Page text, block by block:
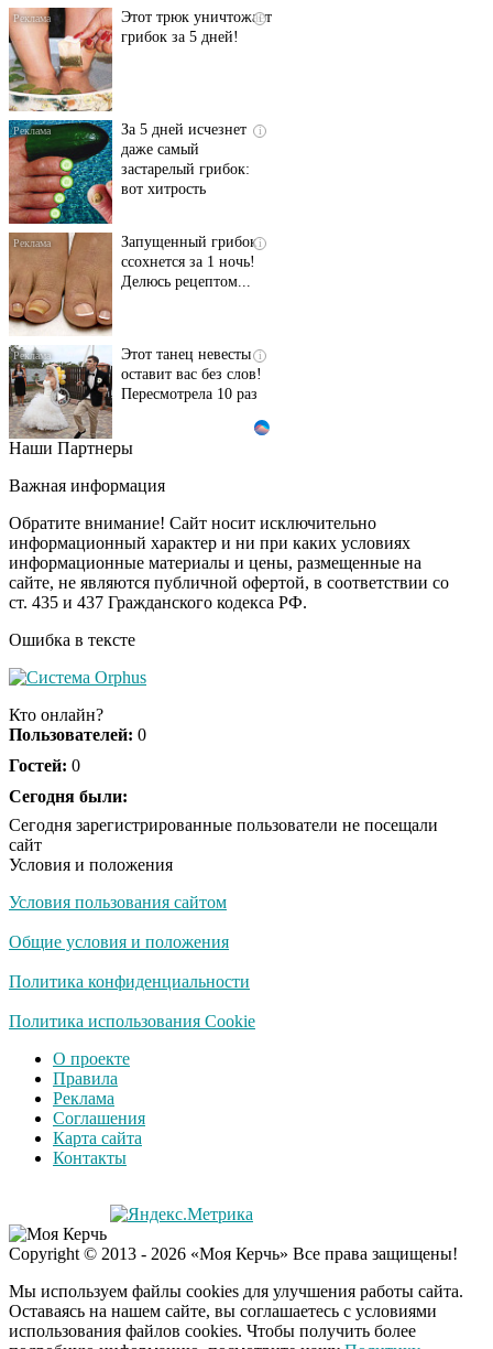
грибок за 5 дней!
даже самый
застарелый грибок:
вот хитрость
ссохнется за 1 ночь!
Делюсь рецептом...
оставит вас без слов!
Пересмотрела 10 раз
Ролик длится пару
шоке от увиденного
i
Ролик из Омска: вы
будете смеяться долго
Ржу не переставая, это
Скрытая камера на
люди вытворяют, когда
Ролик длится
смеяться вы будете
Королева вагона
оставит равнодушным
Экс-бойфренд дочери
Борисовой душил ее
из-за макарон
патриотизме
Плющенко отправляет
сына выступать за
Азербайджан
Наши Партнеры
Важная информация
Обратите внимание! Сайт носит исключительно
информационный характер и ни при каких условиях
информационные материалы и цены, размещенные на
сайте, не являются публичной офертой, в соответствии со
ст. 435 и 437 Гражданского кодекса РФ.
Ошибка в тексте
Кто онлайн?
Пользователей: 0
Гостей: 0
Сегодня были:
Сегодня зарегистрированные пользователи не посещали
сайт
Условия и положения
Условия пользования сайтом
Общие условия и положения
Политика конфиденциальности
Политика использования Cookie
О проекте
Правила
Реклама
Соглашения
Карта сайта
Контакты
Copyright © 2013 - 2026 «Моя Керчь» Все права защищены!
Мы используем файлы cookies для улучшения работы сайта.
Оставаясь на нашем сайте, вы соглашаетесь с условиями
использования файлов cookies. Чтобы получить более